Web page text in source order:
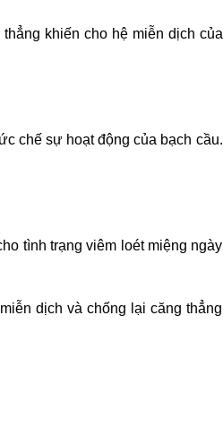
khiến cho hệ miễn dịch của
chế sự hoạt động của bạch cầu.
tình trạng viêm loét miệng ngày
dịch và chống lại căng thẳng